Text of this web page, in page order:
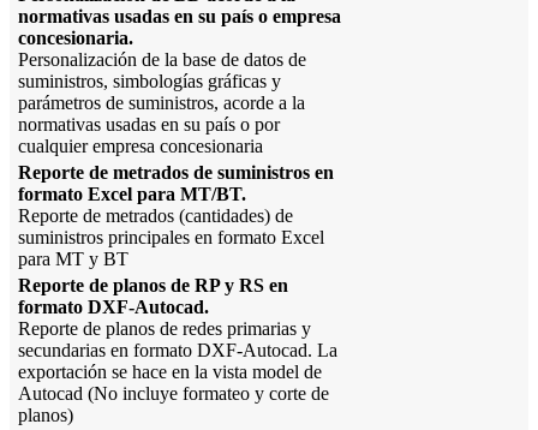
normativas usadas en su país o empresa
concesionaria.
Personalización de la base de datos de
suministros, simbologías gráficas y
parámetros de suministros, acorde a la
normativas usadas en su país o por
cualquier empresa concesionaria
Reporte de metrados de suministros en
formato Excel para MT/BT.
Reporte de metrados (cantidades) de
suministros principales en formato Excel
para MT y BT
Reporte de planos de RP y RS en
formato DXF-Autocad.
Reporte de planos de redes primarias y
secundarias en formato DXF-Autocad. La
exportación se hace en la vista model de
Autocad (No incluye formateo y corte de
planos)